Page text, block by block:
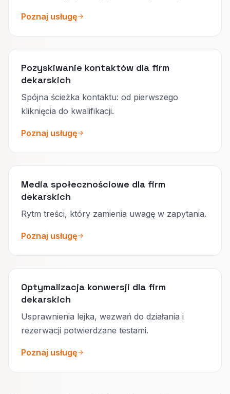
Poznaj usługę
Pozyskiwanie kontaktów dla firm
dekarskich
Spójna ścieżka kontaktu: od pierwszego
kliknięcia do kwalifikacji.
Poznaj usługę
Media społecznościowe dla firm
dekarskich
Rytm treści, który zamienia uwagę w zapytania.
Poznaj usługę
Optymalizacja konwersji dla firm
dekarskich
Usprawnienia lejka, wezwań do działania i
rezerwacji potwierdzane testami.
Poznaj usługę